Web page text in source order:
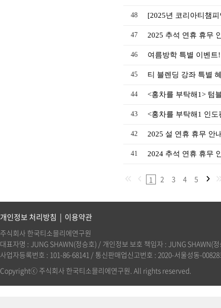
48 [2025년 코리아티챔
47 2025 추석 연휴 휴무
46 여름방학 특별 이벤
45 티 블렌딩 강좌 특별
44 <홍차를 부탁해1> 텀
43 <홍차를 부탁해1 인
42 2025 설 연휴 휴무 안
41 2024 추석 연휴 휴무
1 2 3 4 5
개인정보 처리방침 | 이용약관
주식회사 한국티소믈리에연구원
대표자명 : JUNG SHAWN(정승호) / 개인정보 보호 책임자 : JUNG
사업자등록번호 : 101-86-68141 / 통신판매업신고번호 : 2020-서울성동-
Copyrightⓒ 주식회사 한국티소믈리에연구원. All rights reserved.